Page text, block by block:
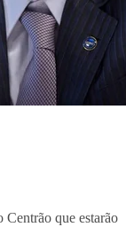
que estarão